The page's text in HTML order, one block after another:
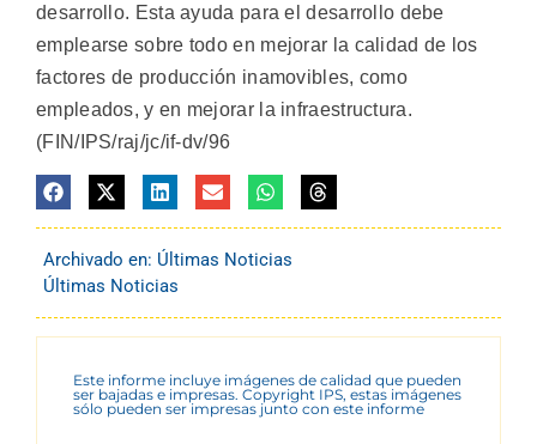
desarrollo. Esta ayuda para el desarrollo debe
emplearse sobre todo en mejorar la calidad de los
factores de producción inamovibles, como
empleados, y en mejorar la infraestructura.
(FIN/IPS/raj/jc/if-dv/96
Archivado en: Últimas Noticias
Últimas Noticias
Este informe incluye imágenes de calidad que pueden
ser bajadas e impresas. Copyright IPS, estas imágenes
sólo pueden ser impresas junto con este informe